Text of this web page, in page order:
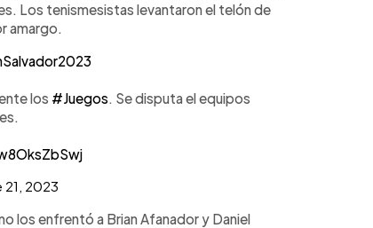
Los tenismesistas levantaron el telón de
amargo.
los #Juegos. Se disputa el equipos
21, 2023
los enfrentó a Brian Afanador y Daniel